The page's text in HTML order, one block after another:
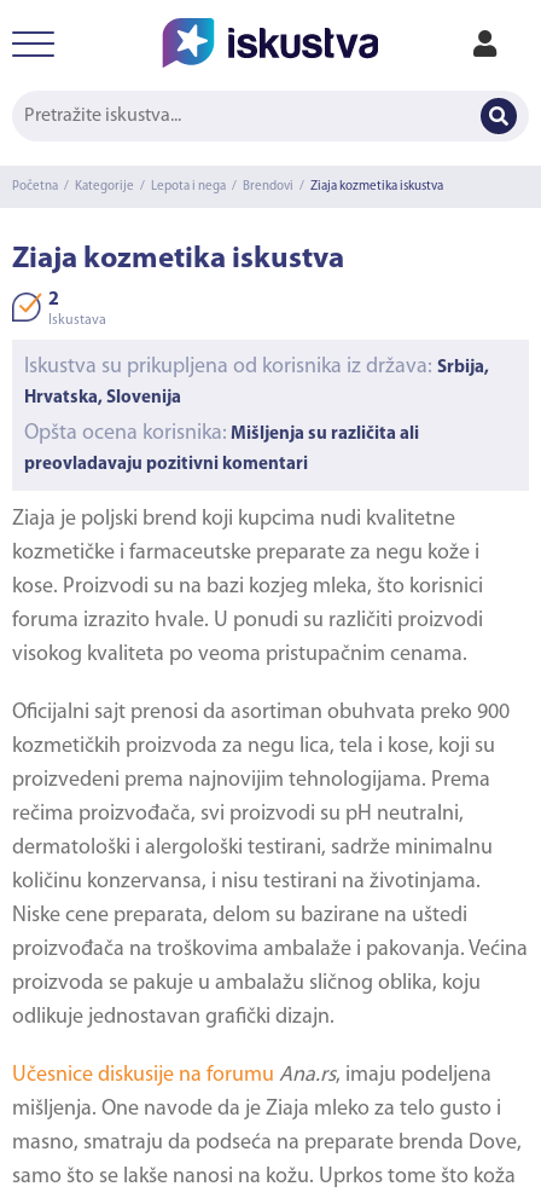
Početna / Kategorije / Lepota i nega / Brendovi / Ziaja kozmetika iskustva
Ziaja kozmetika iskustva
2
Iskustava
Iskustva su prikupljena od korisnika iz država: Srbija,
Hrvatska, Slovenija
Opšta ocena korisnika: Mišljenja su različita ali
preovladavaju pozitivni komentari
Ziaja je poljski brend koji kupcima nudi kvalitetne
kozmetičke i farmaceutske preparate za negu kože i
kose. Proizvodi su na bazi kozjeg mleka, što korisnici
foruma izrazito hvale. U ponudi su različiti proizvodi
visokog kvaliteta po veoma pristupačnim cenama.
Oficijalni sajt prenosi da asortiman obuhvata preko 900
kozmetičkih proizvoda za negu lica, tela i kose, koji su
proizvedeni prema najnovijim tehnologijama. Prema
rečima proizvođača, svi proizvodi su pH neutralni,
dermatološki i alergološki testirani, sadrže minimalnu
količinu konzervansa, i nisu testirani na životinjama.
Niske cene preparata, delom su bazirane na uštedi
proizvođača na troškovima ambalaže i pakovanja. Većina
proizvoda se pakuje u ambalažu sličnog oblika, koju
odlikuje jednostavan grafički dizajn.
Učesnice diskusije na forumu Ana.rs, imaju podeljena
mišljenja. One navode da je Ziaja mleko za telo gusto i
masno, smatraju da podseća na preparate brenda Dove,
samo što se lakše nanosi na kožu. Uprkos tome što koža